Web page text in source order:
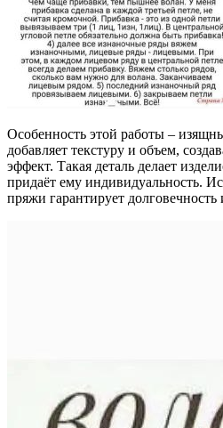
Особенность этой работы –
добавляет текстуру и объем,
эффект. Такая деталь делает
придаёт ему индивидуальность.
пряжи гарантирует